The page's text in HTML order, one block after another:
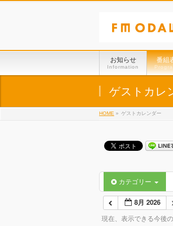
お知らせ
Information
番組
ゲストカレ
HOME » ゲストカレンダー
カテゴリー
8月 2026
現在、表示できる今後